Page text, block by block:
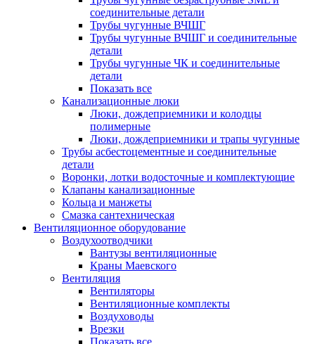
соединительные детали
Трубы чугунные ВЧШГ
Трубы чугунные ВЧШГ и соединительные
детали
Трубы чугунные ЧК и соединительные
детали
Показать все
Канализационные люки
Люки, дождеприемники и колодцы
полимерные
Люки, дождеприемники и трапы чугунные
Трубы асбестоцементные и соединительные
детали
Воронки, лотки водосточные и комплектующие
Клапаны канализационные
Кольца и манжеты
Смазка сантехническая
Вентиляционное оборудование
Воздухоотводчики
Вантузы вентиляционные
Краны Маевского
Вентиляция
Вентиляторы
Вентиляционные комплекты
Воздуховоды
Врезки
Показать все